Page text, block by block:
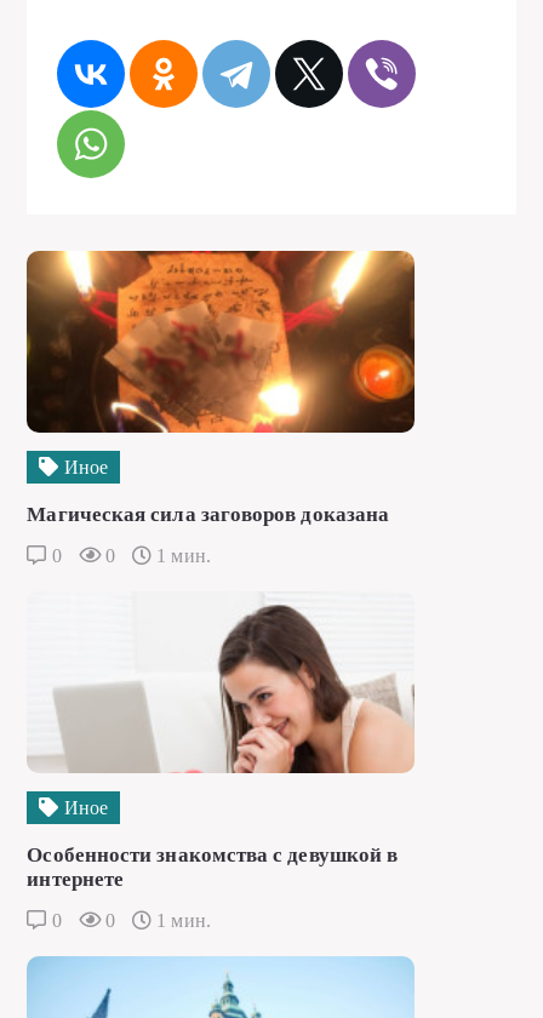
Иное
Магическая сила заговоров доказана
0 0 1 мин.
Иное
Особенности знакомства с девушкой в
интернете
0 0 1 мин.